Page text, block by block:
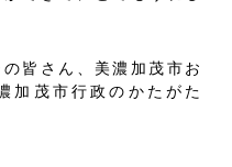
皆さん、美濃加茂市お
加茂市行政のかたがた